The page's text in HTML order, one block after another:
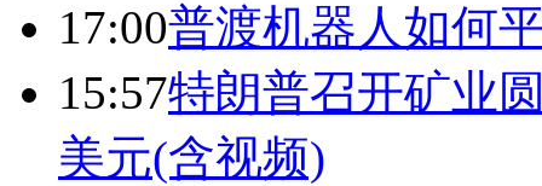
17:00普渡机器人如何
15:57特朗普召开矿业
美元(含视频)